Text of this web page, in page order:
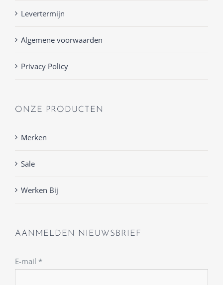
Levertermijn
Algemene voorwaarden
Privacy Policy
ONZE PRODUCTEN
Merken
Sale
Werken Bij
AANMELDEN NIEUWSBRIEF
E-mail *